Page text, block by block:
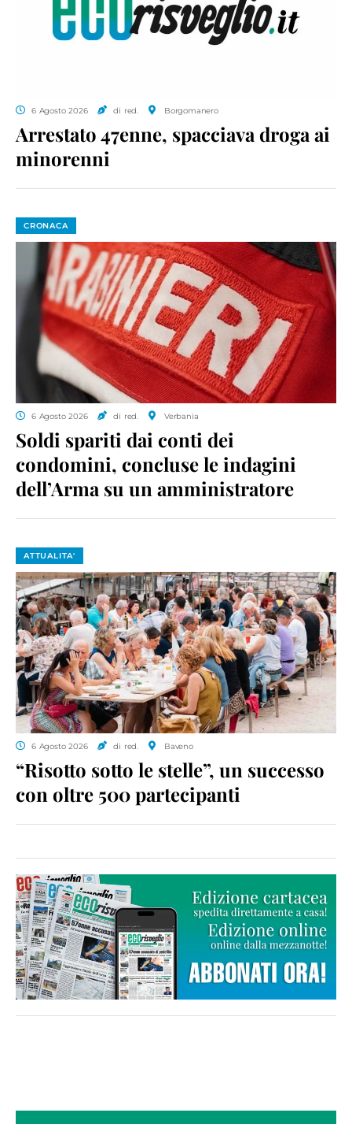
6 Agosto 2026 di red. Borgomanero
Arrestato 47enne, spacciava droga ai
minorenni
CRONACA
6 Agosto 2026 di red. Verbania
Soldi spariti dai conti dei
condomini, concluse le indagini
dell’Arma su un amministratore
ATTUALITA'
6 Agosto 2026 di red. Baveno
“Risotto sotto le stelle”, un successo
con oltre 500 partecipanti